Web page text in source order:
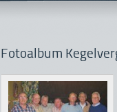
Fotoalbum